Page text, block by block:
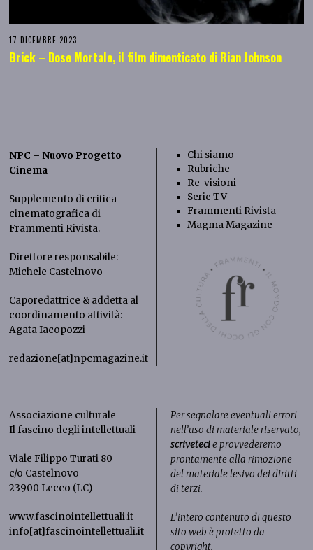
17 DICEMBRE 2023
Brick – Dose Mortale, il film dimenticato di Rian Johnson
NPC – Nuovo Progetto
Cinema
Supplemento di critica
cinematografica di
Frammenti Rivista.
Direttore responsabile:
Michele Castelnovo
Caporedattrice & addetta al
coordinamento attività:
Agata Iacopozzi
redazione[at]npcmagazine.it
Chi siamo
Rubriche
Re-visioni
Serie TV
Frammenti Rivista
Magma Magazine
Associazione culturale
Il fascino degli intellettuali
Viale Filippo Turati 80
c/o Castelnovo
23900 Lecco (LC)
www.fascinointellettuali.it
info[at]fascinointellettuali.it
Per segnalare eventuali errori
nell’uso di materiale riservato,
scrivetecie provvederemo
prontamente alla rimozione
del materiale lesivo dei diritti
di terzi.
L’intero contenuto di questo
sito web è protetto da
copyright.